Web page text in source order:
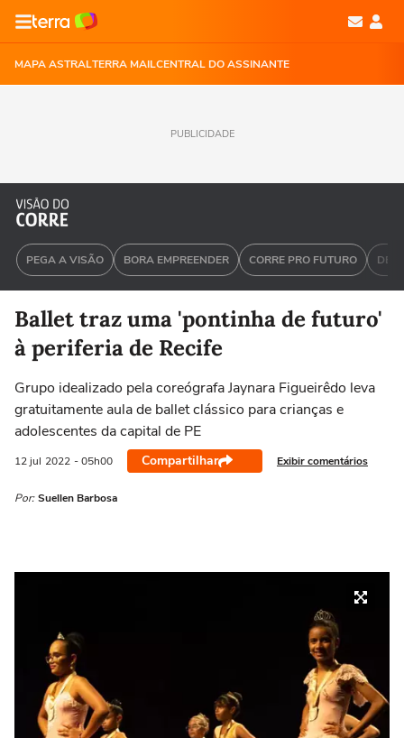
MAPA ASTRALTERRA MAILCENTRAL DO ASSINANTE
PUBLICIDADE
PEGA A VISÃO BORA EMPREENDER CORRE PRO FUTURO DEU
Ballet traz uma 'pontinha de futuro'
à periferia de Recife
Grupo idealizado pela coreógrafa Jaynara Figueirêdo leva
gratuitamente aula de ballet clássico para crianças e
adolescentes da capital de PE
12 jul 2022 - 05h00 Compartilhar Exibir comentários
Por: Suellen Barbosa